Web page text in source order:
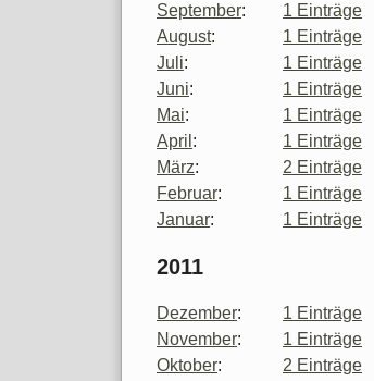
September:
1 Einträge
August:
1 Einträge
Juli:
1 Einträge
Juni:
1 Einträge
Mai:
1 Einträge
April :
1 Einträge
März:
2 Einträge
Februar:
1 Einträge
Januar: 1 Einträge
2011
Dezember:
1 Einträge
November:
1 Einträge
Oktober:
2 Einträge